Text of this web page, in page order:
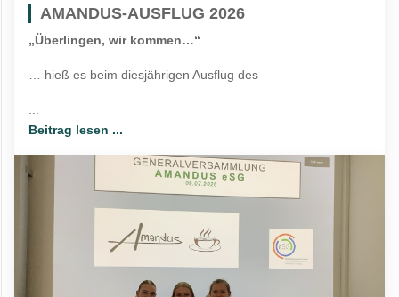
AMANDUS-AUSFLUG 2026
„Überlingen, wir kommen…“
… hieß es beim diesjährigen Ausflug des
Beitrag lesen ...